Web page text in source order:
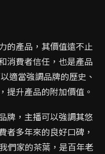
的產品，其價值遠不止
消費者信任，也是產品
適當強調品牌的歷史、
提升產品的附加價值。
牌，主播可以強調其悠
者多年來的良好口碑，
們家的茶葉，是百年老